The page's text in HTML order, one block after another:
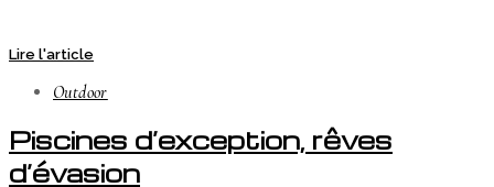
Lire l'article
Outdoor
Piscines d’exception, rêves
d’évasion